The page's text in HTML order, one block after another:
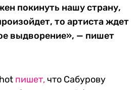
покинуть нашу страну,
то артиста ждет
выдворение», — пишет
пишет,что Сабурову